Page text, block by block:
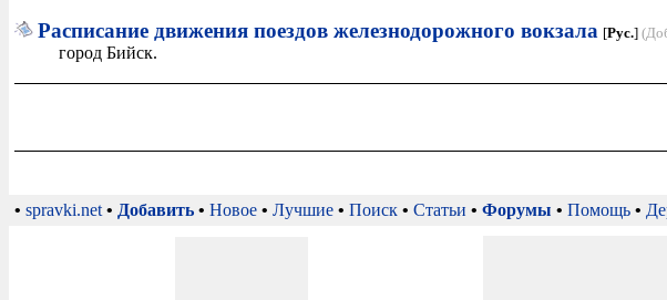
Расписание движения поездов железнодорожного вокзала [Рус.]
город Бийск.
• spravki.net • Добавить • Новое • Лучшие • Поиск • Статьи • Форумы • Помощь •